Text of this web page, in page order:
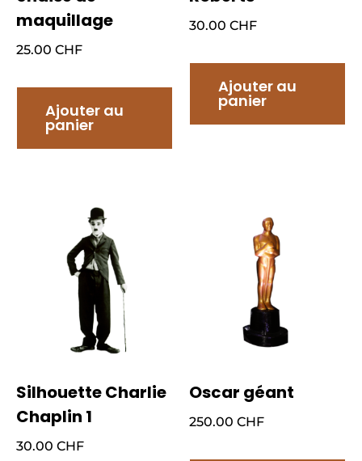
maquillage
25.00 CHF
Ajouter au
panier
30.00 CHF
Ajouter au
panier
Silhouette Charlie
Chaplin 1
30.00 CHF
Oscar géant
250.00 CHF